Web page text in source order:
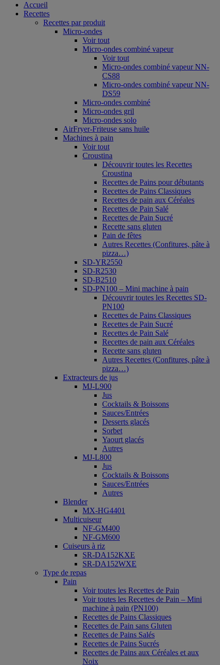
Accueil
Recettes
Recettes par produit
Micro-ondes
Voir tout
Micro-ondes combiné vapeur
Voir tout
Micro-ondes combiné vapeur NN-
CS88
Micro-ondes combiné vapeur NN-
DS59
Micro-ondes combiné
Micro-ondes gril
Micro-ondes solo
AirFryer-Friteuse sans huile
Machines à pain
Voir tout
Croustina
Découvrir toutes les Recettes
Croustina
Recettes de Pains pour débutants
Recettes de Pains Classiques
Recettes de pain aux Céréales
Recettes de Pain Salé
Recettes de Pain Sucré
Recette sans gluten
Pain de fêtes
Autres Recettes (Confitures, pâte à
pizza…)
SD-YR2550
SD-R2530
SD-B2510
SD-PN100 – Mini machine à pain
Découvrir toutes les Recettes SD-
PN100
Recettes de Pains Classiques
Recettes de Pain Sucré
Recettes de Pain Salé
Recettes de pain aux Céréales
Recette sans gluten
Autres Recettes (Confitures, pâte à
pizza…)
Extracteurs de jus
MJ-L900
Jus
Cocktails & Boissons
Sauces/Entrées
Desserts glacés
Sorbet
Yaourt glacés
Autres
MJ-L800
Jus
Cocktails & Boissons
Sauces/Entrées
Autres
Blender
MX-HG4401
Multicuiseur
NF-GM400
NF-GM600
Cuiseurs à riz
SR-DA152KXE
SR-DA152WXE
Type de repas
Pain
Voir toutes les Recettes de Pain
Voir toutes les Recettes de Pain – Mini
machine à pain (PN100)
Recettes de Pains Classiques
Recettes de Pain sans Gluten
Recettes de Pains Salés
Recettes de Pains Sucrés
Recettes de Pains aux Céréales et aux
Noix